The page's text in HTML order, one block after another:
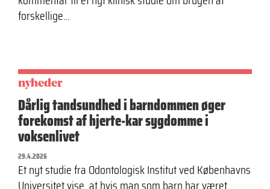
forskellige…
nyheder
Dårlig tandsundhed i barndommen øger
forekomst af hjerte-kar sygdomme i
voksenlivet
29.4.2026
Et nyt studie fra Odontologisk Institut ved Københavns